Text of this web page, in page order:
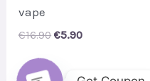
vape
€16.90 Original
was:
€16.90.
€5.90Current
€5.90.